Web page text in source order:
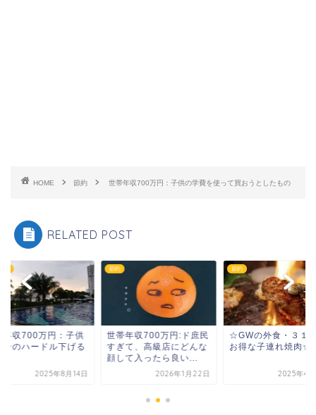
HOME 節約 世帯年収700万円：子供の学費を使って買おうとしたもの
RELATED POST
年収700万円：子供
せのハードル下げる
2025年8月14日
節約
世帯年収700万円:ド庶民
すぎて、高級店にどんな
顔して入ったら良い...
2026年1月22日
節約
☆GWの外食・３１
お得な子連れ焼肉☆
2025年4